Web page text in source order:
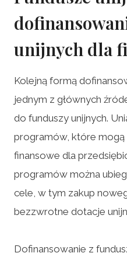
unijnych dla
Kolejną formą
jednym z głównych
do funduszy unijnych.
programów, które mogą
finansowe dla
programów można
cele, w tym zakup
bezzwrotne dotacje
Dofinansowanie z